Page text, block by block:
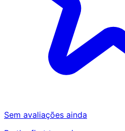
Sem avaliações ainda